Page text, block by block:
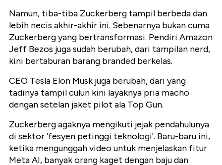
Namun, tiba-tiba Zuckerberg tampil berbeda dan
lebih necis akhir-akhir ini. Sebenarnya bukan cuma
Zuckerberg yang bertransformasi. Pendiri Amazon
Jeff Bezos juga sudah berubah, dari tampilan nerd,
kini bertaburan barang branded berkelas.
CEO Tesla Elon Musk juga berubah, dari yang
tadinya tampil culun kini layaknya pria macho
dengan setelan jaket pilot ala Top Gun.
Zuckerberg agaknya mengikuti jejak pendahulunya
di sektor 'fesyen petinggi teknologi'. Baru-baru ini,
ketika mengunggah video untuk menjelaskan fitur
Meta AI, banyak orang kaget dengan baju dan